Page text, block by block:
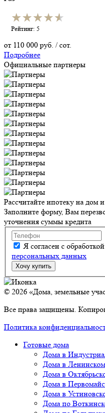
★★★★★
★★★★★
Рейтинг: 5
от 110 000 руб. / сот.
Подробнее
Официальные партнеры
Рассчитайте ипотеку на дом
Заполните форму, Вам
уточнения суммы кредита
Я согласен с обработкой
персональных данных
© 2026 «Дома, земельные
Все права защищены.
Политика
Готовые дома
Дома в
Дома в
Дома в
Дома в
Дома в
Дома по